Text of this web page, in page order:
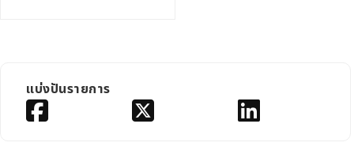
แบ่งปันรายการ